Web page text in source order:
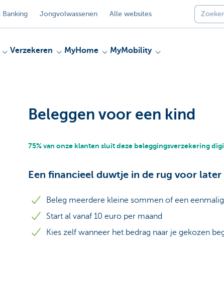
Jongvolwassenen Alle websites
Verzekeren MyHome MyMobility
Beleggen voor een kind
75% van onze klanten sluit deze beleggingsverzekering
Een financieel duwtje in de rug voor later
Beleg meerdere kleine sommen of een
Start al vanaf 10 euro per maand
Kies zelf wanneer het bedrag naar je gekozen